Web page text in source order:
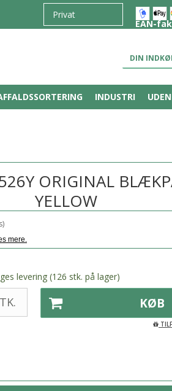
EAN-
DIN
INDUSTRI
ORIGINAL
YELLOW
levering (126 stk. på lager)
KØB